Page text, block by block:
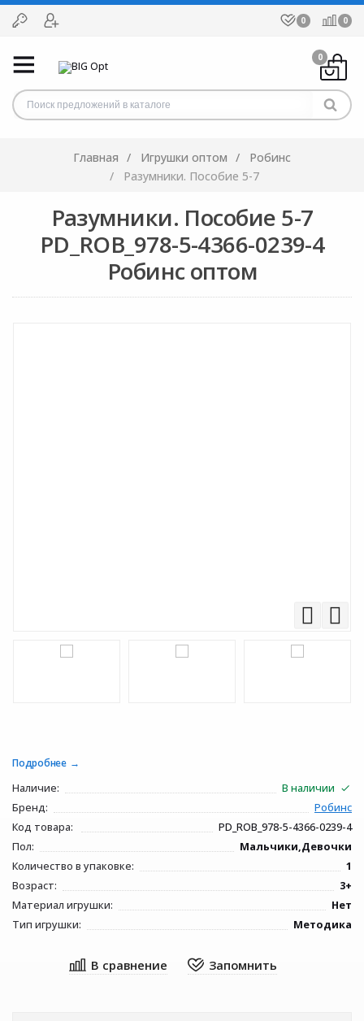
0 0
0
Главная Игрушки оптом
Робинс
Разумники. Пособие 5-7
Разумники. Пособие 5-7
PD_ROB_978-5-4366-0239-4
Робинс оптом
Подробнее
Наличие:
В наличии
Бренд:
Робинс
Код товара:
PD_ROB_978-5-4366-0239-4
Пол:
Мальчики,Девочки
Количество в упаковке:
1
Возраст:
3+
Материал игрушки:
Нет
Тип игрушки:
Методика